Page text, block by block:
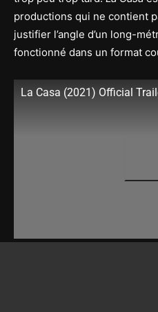
productions qui ne contient
justifier l’angle d’un long-
fonctionné dans un format
La Casa (2021) Official